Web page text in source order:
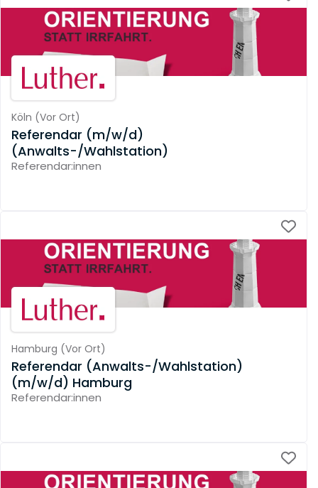
Köln (Vor Ort)
Referendar (m/w/d)
(Anwalts-/Wahlstation)
Referendar:innen
Hamburg (Vor Ort)
Referendar (Anwalts-/Wahlstation)
(m/w/d) Hamburg
Referendar:innen